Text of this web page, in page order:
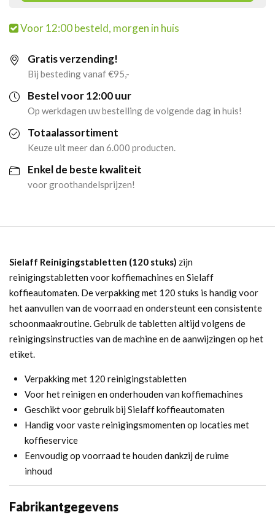
stuks)
aantal
Voor 12:00 besteld, morgen in huis
Gratis verzending!
Bij besteding vanaf €95,-
Bestel voor 12:00 uur
Op werkdagen uw bestelling de volgende dag in huis!
Totaalassortiment
Keuze uit meer dan 6.000 producten.
Enkel de beste kwaliteit
voor groothandelsprijzen!
Sielaff Reinigingstabletten (120 stuks) zijn
reinigingstabletten voor koffiemachines en Sielaff
koffieautomaten. De verpakking met 120 stuks is handig voor
het aanvullen van de voorraad en ondersteunt een consistente
schoonmaakroutine. Gebruik de tabletten altijd volgens de
reinigingsinstructies van de machine en de aanwijzingen op het
etiket.
Verpakking met 120 reinigingstabletten
Voor het reinigen en onderhouden van koffiemachines
Geschikt voor gebruik bij Sielaff koffieautomaten
Handig voor vaste reinigingsmomenten op locaties met
koffieservice
Eenvoudig op voorraad te houden dankzij de ruime
inhoud
Fabrikantgegevens